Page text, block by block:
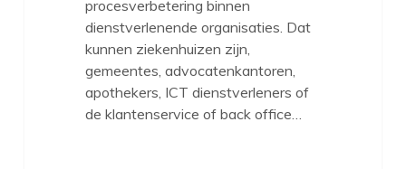
procesverbetering binnen
dienstverlenende organisaties. Dat
kunnen ziekenhuizen zijn,
gemeentes, advocatenkantoren,
apothekers, ICT dienstverleners of
de klantenservice of back office…